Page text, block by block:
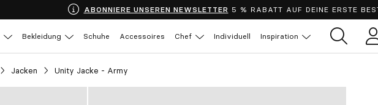
ABONNIERE UNSEREN NEWSLETTER 5 % RABATT AUF DEINE ERSTE
Bekleidung Schuhe Accessoires Chef Individuell Inspiration
Jacken Unity Jacke - Army